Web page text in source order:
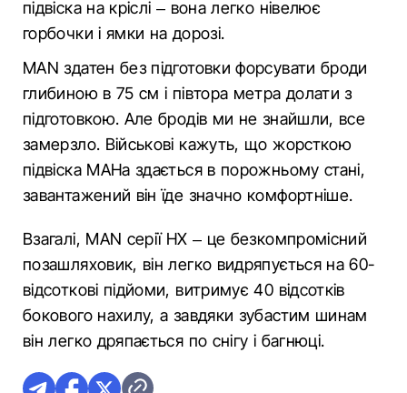
підвіска на кріслі – вона легко нівелює
горбочки і ямки на дорозі.
MAN здатен без підготовки форсувати броди
глибиною в 75 см і півтора метра долати з
підготовкою. Але бродів ми не знайшли, все
замерзло. Військові кажуть, що жорсткою
підвіска МАНа здається в порожньому стані,
завантажений він їде значно комфортніше.
Взагалі, MAN серії НХ – це безкомпромісний
позашляховик, він легко видряпується на 60-
відсоткові підйоми, витримує 40 відсотків
бокового нахилу, а завдяки зубастим шинам
він легко дряпається по снігу і багнюці.